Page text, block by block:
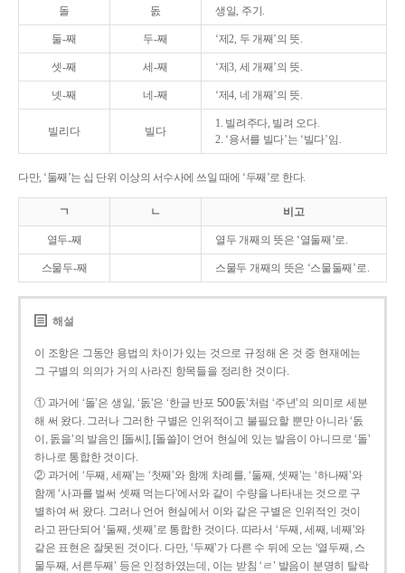
돌 돐 생일, 주기.
둘-째 두-째 ‘제2, 두 개째’의 뜻.
셋-째 세-째 ‘제3, 세 개째’의 뜻.
넷-째 네-째 ‘제4, 네 개째’의 뜻.
빌리다 빌다
1. 빌려주다, 빌려 오다.
2. ‘용서를 빌다’는 ‘빌다’임.
다만, ‘둘째’는 십 단위 이상의 서수사에 쓰일 때에 ‘두째’로 한다.
ㄱ ㄴ 비고
열두-째 열두 개째의 뜻은 ‘열둘째’로.
스물두-째 스물두 개째의 뜻은 ‘스물둘째’로.
해설
이 조항은 그동안 용법의 차이가 있는 것으로 규정해 온 것 중 현재에는
그 구별의 의의가 거의 사라진 항목들을 정리한 것이다.
① 과거에 ‘돌’은 생일, ‘돐’은 ‘한글 반포 500돐’처럼 ‘주년’의 의미로 세분
해 써 왔다. 그러나 그러한 구별은 인위적이고 불필요할 뿐만 아니라 ‘돐
이, 돐을’의 발음인 [돌씨], [돌쓸]이 언어 현실에 있는 발음이 아니므로 ‘돌’
하나로 통합한 것이다.
② 과거에 ‘두째, 세째’는 ‘첫째’와 함께 차례를, ‘둘째, 셋째’는 ‘하나째’와
함께 ‘사과를 벌써 셋째 먹는다’에서와 같이 수량을 나타내는 것으로 구
별하여 써 왔다. 그러나 언어 현실에서 이와 같은 구별은 인위적인 것이
라고 판단되어 ‘둘째, 셋째’로 통합한 것이다. 따라서 ‘두째, 세째, 네째’와
같은 표현은 잘못된 것이다. 다만, ‘두째’가 다른 수 뒤에 오는 ‘열두째, 스
물두째, 서른두째’ 등은 인정하였는데, 이는 받침 ‘ㄹ’ 발음이 분명히 탈락